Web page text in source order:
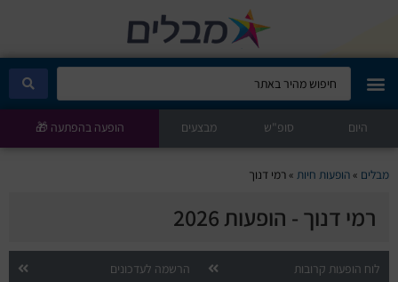
מבלים קלאב
הופעות היום
סטנדאפ
הצגות ילדים
היום סופ"ש מבצעים הופעה בהפתעה 🎁
מבלים »הופעות חיות »רמי דנוך
רמי דנוך - הופעות 2026
לוח הופעות קרובות הרשמה לעדכונים